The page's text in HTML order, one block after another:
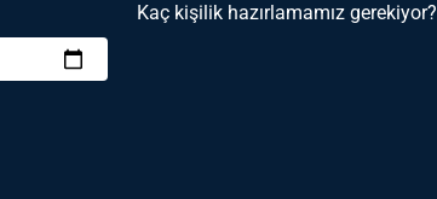
Kaç kişilik hazırlamamız gerekiyor?